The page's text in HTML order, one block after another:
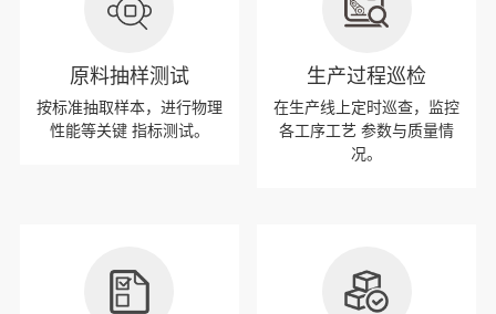
原料抽样测试
按标准抽取样本，进行物理
性能等关键 指标测试。
生产过程巡检
在生产线上定时巡查，监控
各工序工艺 参数与质量情
况。